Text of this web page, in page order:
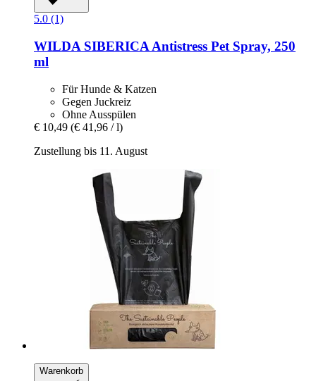
5.0 (1)
WILDA SIBERICA Antistress Pet Spray, 250
ml
Für Hunde & Katzen
Gegen Juckreiz
Ohne Ausspülen
€ 10,49 (€ 41,96 / l)
Zustellung bis 11. August
Warenkorb